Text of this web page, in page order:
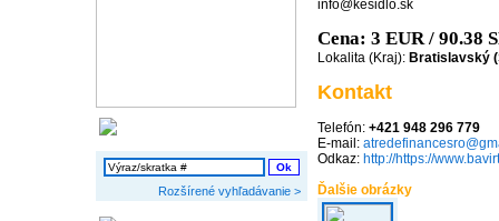
Rozšírené vyhľadávanie >
info@kesidlo.sk
Cena: 3 EUR / 90.38
Lokalita (Kraj): Bratislavský
Kontakt
Telefón: +421 948 296 779
E-mail:
Odkaz: http://https://
Ďalšie obrázky